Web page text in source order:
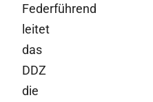
Federführend
leitet
das
DDZ
die